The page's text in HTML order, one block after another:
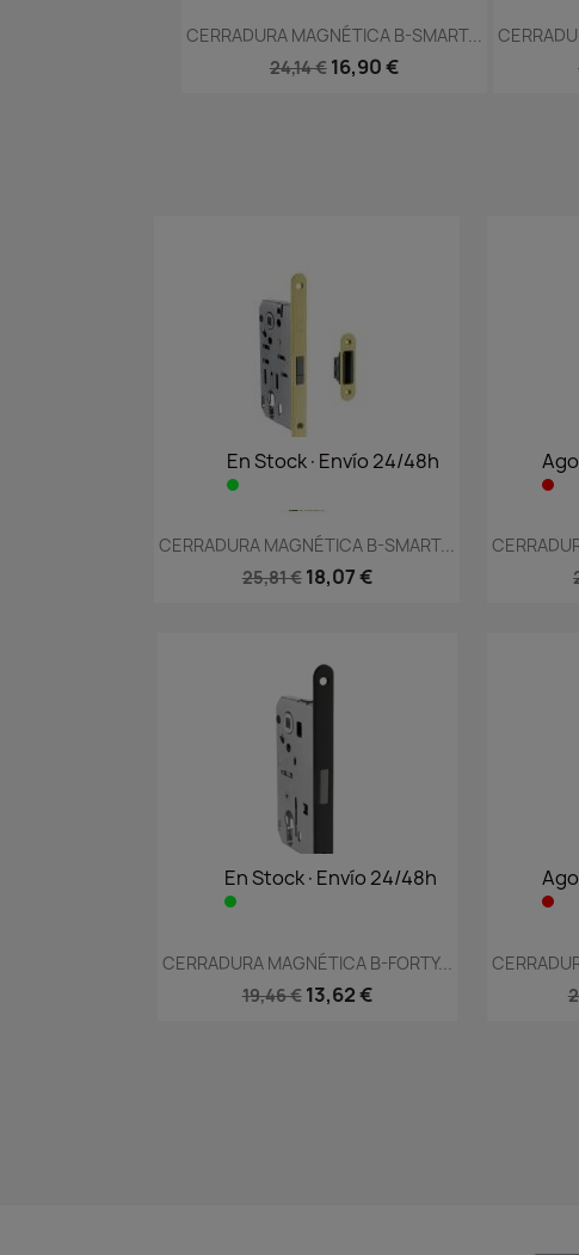
Vista rápida
CERRADURA MAGNÉTICA B-SMART...
Vista rápida
CERRADURA MAGNÉTICA B-
36,22 €
En Stock·Envío 24/48h
Vista rápida
CERRADURA MAGNÉTICA B-SMART...
25,81 € 18,07 €
En Stock·Envío 24/48h
 Vista rápida
CERRADURA MAGNÉTICA B-FORTY...
19,46 € 13,62 €